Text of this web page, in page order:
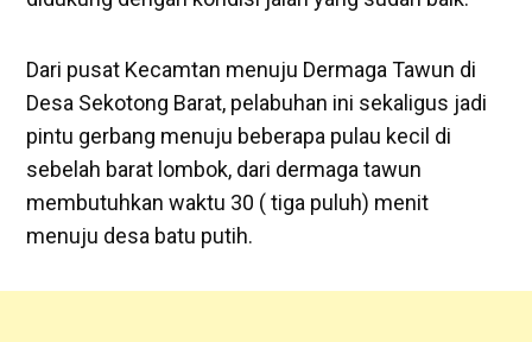
Dari pusat Kecamtan menuju Dermaga Tawun di
Desa Sekotong Barat, pelabuhan ini sekaligus jadi
pintu gerbang menuju beberapa pulau kecil di
sebelah barat lombok, dari dermaga tawun
membutuhkan waktu 30 ( tiga puluh) menit
menuju desa batu putih.